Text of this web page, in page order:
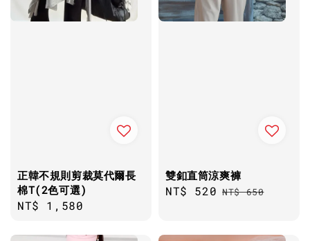
正韓不規則剪裁莫代爾長
棉T(2色可選)
Regular
NT$ 1,580
雙釦直筒涼爽褲
Sale
NT$ 520 Regular
NT$ 650